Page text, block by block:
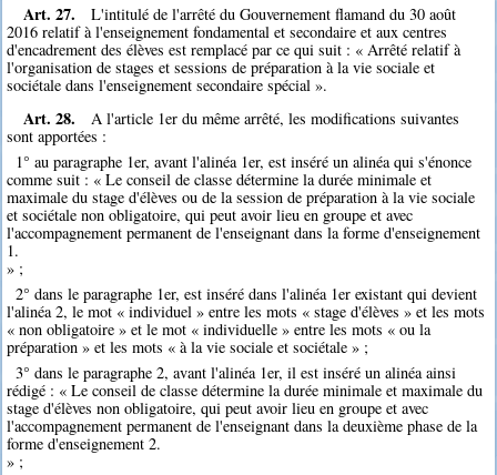
Art. 27.
L'intitulé de l'arrêté du Gouvernement flamand du 30 août
2016 relatif à l'enseignement fondamental et secondaire et aux centres
d'encadrement des élèves est remplacé par ce qui suit : « Arrêté relatif à
l'organisation de stages et sessions de préparation à la vie sociale et
sociétale dans l'enseignement secondaire spécial ».
Art. 28.
A l'article 1er du même arrêté, les modifications suivantes
sont apportées :
1° au paragraphe 1er, avant l'alinéa 1er, est inséré un alinéa qui s'énonce
comme suit : « Le conseil de classe détermine la durée minimale et
maximale du stage d'élèves ou de la session de préparation à la vie sociale
et sociétale non obligatoire, qui peut avoir lieu en groupe et avec
l'accompagnement permanent de l'enseignant dans la forme d'enseignement
1.
» ;
2° dans le paragraphe 1er, est inséré dans l'alinéa 1er existant qui devient
l'alinéa 2, le mot « individuel » entre les mots « stage d'élèves » et les mots
« non obligatoire » et le mot « individuelle » entre les mots « ou la
préparation » et les mots « à la vie sociale et sociétale » ;
3° dans le paragraphe 2, avant l'alinéa 1er, il est inséré un alinéa ainsi
rédigé : « Le conseil de classe détermine la durée minimale et maximale du
stage d'élèves non obligatoire, qui peut avoir lieu en groupe et avec
l'accompagnement permanent de l'enseignant dans la deuxième phase de la
forme d'enseignement 2.
» ;